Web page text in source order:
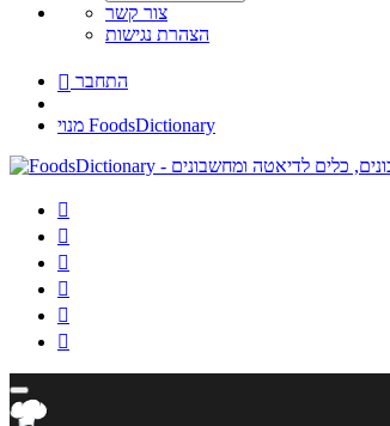
צור קשר
הצהרת נגישות
 התחבר
מנוי FoodsDictionary





